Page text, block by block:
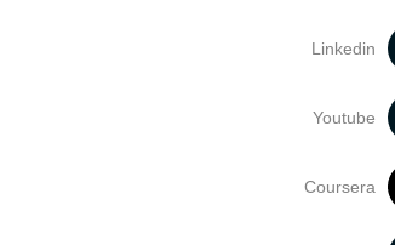
Linkedin
Youtube
Coursera